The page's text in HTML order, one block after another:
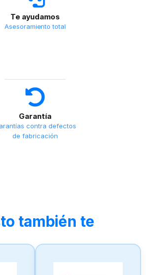
Te ayudamos
Asesoramiento total
Garantía
contra defectos
de fabricación
también te